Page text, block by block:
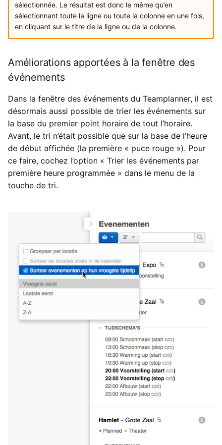
sélectionnée. Le résultat est donc le même qu’en
sélectionnant toute la ligne ou toute la colonne en une fois,
en cliquant sur le titre de la ligne ou de la colonne.
Améliorations apportées à la fenêtre des
événements
Dans la fenêtre des événements du Teamplanner, il est
désormais aussi possible de trier les événements sur
la base du premier point horaire de tout l’horaire.
Avant, le tri n’était possible que sur la base de l’heure
de début affichée (la première « puce rouge »). Pour
ce faire, cochez l’option « Trier les événements par
première heure programmée » dans le menu de la
touche de tri.